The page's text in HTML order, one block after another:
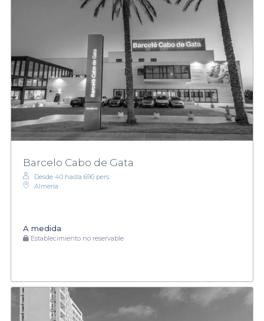
Barcelo Cabo de Gata
Desde 40 hasta 690 pers.
Almería
A medida
Establecimiento no reservable